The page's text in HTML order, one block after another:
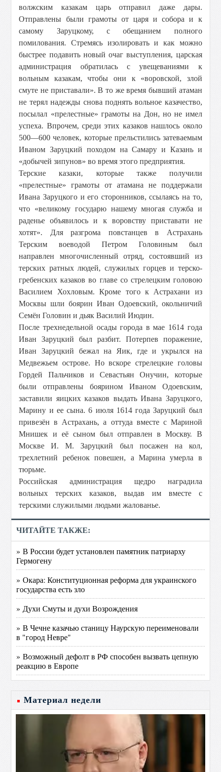
волжским казакам царь отправил даже дары.
Отправлены были грамоты от царя и собора и к
самому Заруцкому, с обещанием полного
помилования. Стремясь изолировать и как можно
быстрее подавить новый очаг выступления, царская
администрация обратилась с увещеваниями к
вольным казакам, чтобы они к «воровской, злой
смуте не приставали». В то же время бывший атаман
не терял надежды снова поднять вольное казачество,
посылал «прелестные» грамоты на Дон, но не имел
успеха. Впрочем, среди этих казаков нашлось около
500—600 человек, которые прельстились затеваемым
Иваном Заруцкий походом на Самару и Казань и
«добычей зипунов» во время этого предприятия.
Терские казаки, которые также получили
«прелестные» грамоты от атамана не поддержали
Ивана Заруцкого и его сторонников, ссылаясь на то,
что «великому государю нашему многая служба и
раденье объявилось и к воровству приставати не
хотят». Для разгрома повстанцев в Астрахань
Терским воеводой Петром Головиным был
направлен многочисленный отряд, состоявший из
терских ратных людей, служилых горцев и терско-
гребенских казаков во главе со стрелецким головою
Василием Хохловым. Кроме того к Астрахани из
Москвы шли боярин Иван Одоевский, окольничий
Семён Головин и дьяк Василий Июдин.
После трехнедельной осады города в мае 1614 года
Иван Заруцкий был разбит. Потерпев поражение,
Иван Заруцкий бежал на Яик, где и укрылся на
Медвежьем острове. Но вскоре стрелецкие головы
Гордей Пальчиков и Севастьян Онучин, которые
были отправлены боярином Иваном Одоевским,
заставили яицких казаков выдать Ивана Заруцкого,
Марину и ее сына. 6 июля 1614 года Заруцкий был
привезён в Астрахань, а оттуда вместе с Мариной
Мнишек и её сыном был отправлен в Москву. В
Москве И. М. Заруцкий был посажен на кол,
трехлетний ребенок повешен, а Марина умерла в
тюрьме.
Российская администрация щедро наградила
вольных терских казаков, выдав им вместе с
терскими служилыми людьми жалованье.
ЧИТАЙТЕ ТАКЖЕ:
» В России будет установлен памятник патриарху
Гермогену
» Окара: Конституционная реформа для украинского
государства есть зло
» Духи Смуты и духи Возрождения
» В Чечне казачью станицу Наурскую переименовали
в "город Невре"
» Возможный дефолт в РФ способен вызвать цепную
реакцию в Европе
Материал недели